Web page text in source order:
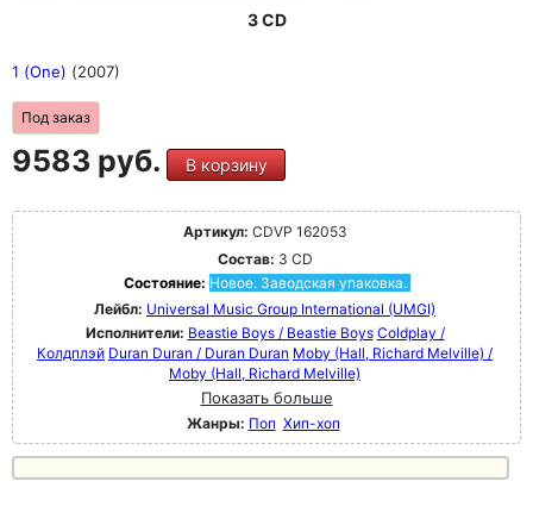
3 CD
1 (One) (2007)
Под заказ
9583 руб. В корзину
Артикул: CDVP 162053
Состав: 3 CD
Состояние: Новое. Заводская упаковка.
Лейбл: Universal Music Group International (UMGI)
Исполнители: Beastie Boys / Beastie Boys Coldplay /
Колдплэй Duran Duran / Duran Duran Moby (Hall, Richard Melville) /
Moby (Hall, Richard Melville)
Показать больше
Жанры: Поп Хип-хоп